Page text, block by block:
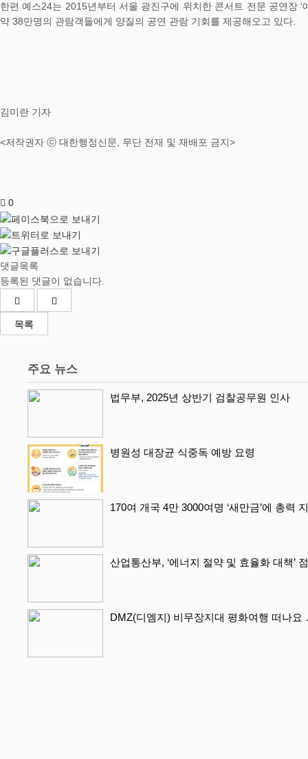
한편 예스24는 2015년부터 서울 광진구에 위치한 콘서트 전문 공연장
약 38만명의 관람객들에게 양질의 공연 관람 기회를 제공해오고 있다.
김미란 기자
<저작권자 ⓒ 대한행정신문, 무단 전재 및 재배포 금지>
0
댓글목록
등록된 댓글이 없습니다.
목록
주요 뉴스
법무부, 2025년 상반기 검찰공무원 인사
병원성 대장균 식중독 예방 요령
170여 개국 4만 3000여명 ‘새만금’에 총력
산업통산부, ‘에너지 절약 및 효율화 대책’